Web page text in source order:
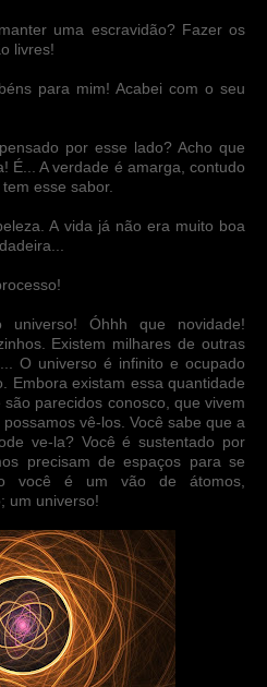
uma escravidão? Fazer os
livres!
para mim! Acabei com o seu
por esse lado? Acho que
É... A verdade é amarga, contudo
esse sabor.
A vida já não era muito boa
universo! Óhhh que novidade!
Existem milhares de outras
O universo é infinito e ocupado
Embora existam essa quantidade
parecidos conosco, que vivem
vê-los. Você sabe que a
ve-la? Você é sustentado por
precisam de espaços para se
você é um vão de átomos,
um universo!